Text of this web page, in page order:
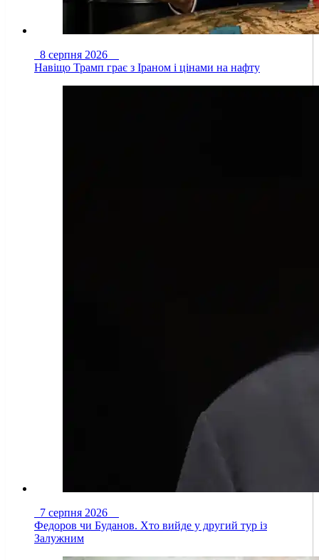
8 серпня 2026
Навіщо Трамп грає з Іраном і цінами на нафту
7 серпня 2026
Федоров чи Буданов. Хто вийде у другий тур із
Залужним